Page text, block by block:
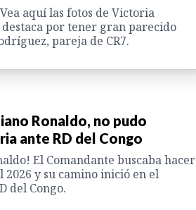
aquí las fotos de Victoria
por tener gran parecido
pareja de CR7.
Ronaldo, no pudo
ante RD del Congo
El Comandante buscaba hacer
y su camino inició en el
del Congo.